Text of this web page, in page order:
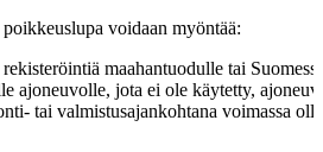
voidaan myöntää:
maahantuodulle tai
ajoneuvolle, jota ei ole käytetty,
tai valmistusajankohtana voimassa